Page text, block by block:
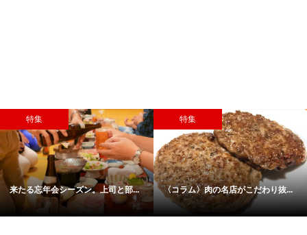
特集
来たる忘年会シーズン。上司と部...
特集
〈コラム〉肉の名店がこだわり抜...